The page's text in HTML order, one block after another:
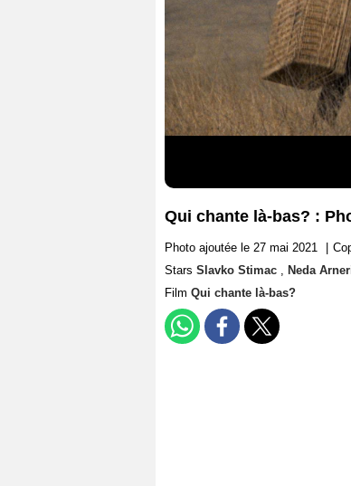
Qui chante là-bas? :
Photo ajoutée le 27 mai 2021
Stars Slavko Stimac , Neda
Film Qui chante là-bas?